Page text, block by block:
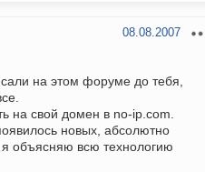
08.08.2007
на этом форуме до тебя,
на свой домен в no-ip.com.
новых, абсолютно
объясняю всю технологию